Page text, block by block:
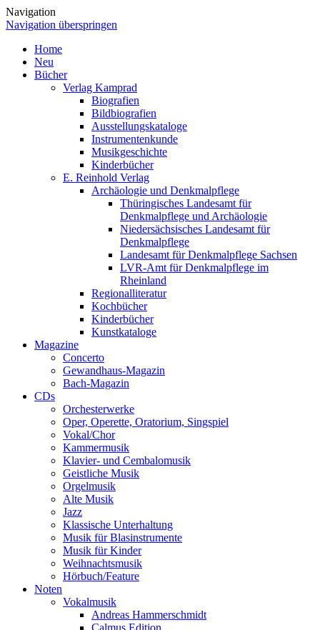
Navigation
Navigation überspringen
Home
Neu
Bücher
Verlag Kamprad
Biografien
Bildbiografien
Ausstellungskataloge
Instrumentenkunde
Musikgeschichte
Kinderbücher
E. Reinhold Verlag
Archäologie und Denkmalpflege
Thüringisches Landesamt für
Denkmalpflege und Archäologie
Niedersächsisches Landesamt für
Denkmalpflege
Landesamt für Denkmalpflege Sachsen
LVR-Amt für Denkmalpflege im
Rheinland
Regionalliteratur
Kochbücher
Kinderbücher
Kunstkataloge
Magazine
Concerto
Gewandhaus-Magazin
Bach-Magazin
CDs
Orchesterwerke
Oper, Operette, Oratorium, Singspiel
Vokal/Chor
Kammermusik
Klavier- und Cembalomusik
Geistliche Musik
Orgelmusik
Alte Musik
Jazz
Klassische Unterhaltung
Musik für Blasinstrumente
Musik für Kinder
Weihnachtsmusik
Hörbuch/Feature
Noten
Vokalmusik
Andreas Hammerschmidt
Calmus Edition